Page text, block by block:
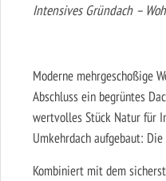
Intensives Gründach –
Moderne mehrgeschoßige
Abschluss ein begrüntes
wertvolles Stück Natur für
Umkehrdach aufgebaut:
Kombiniert mit dem